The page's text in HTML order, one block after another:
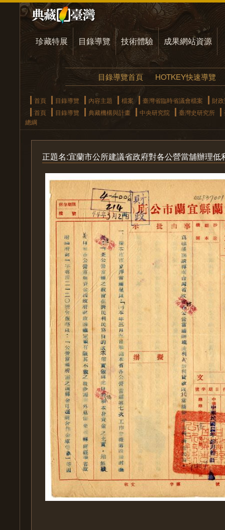
珍藏特展 目錄導覽 技術體驗 成果網站資源
目錄導覽首頁 HOTKEY快速導覽
首頁 目錄導覽 內容主題 檔案 臺灣省臨時省議會檔案
財
首頁
目錄導覽 典藏機構與計畫 中央研究院 臺灣史研究所
總綱
正題名:宜蘭市公所建議省政府對各公營當舖辦理低